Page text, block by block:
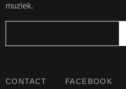
CONTACT
FACEBOOK
muziek.